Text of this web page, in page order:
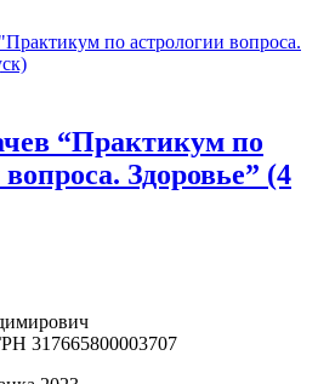
“Практикум по
Здоровье” (4
317665800003707